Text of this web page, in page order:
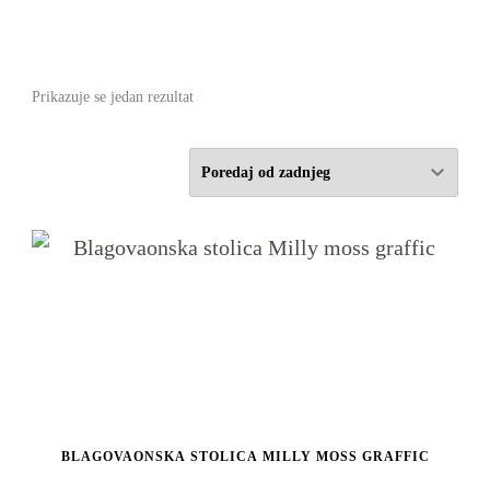
Prikazuje se jedan rezultat
BLAGOVAONSKA STOLICA MILLY MOSS GRAFFIC